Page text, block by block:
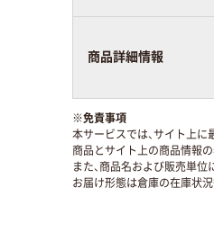
商品詳細情報
※免責事項
本サービスでは、サイト上に
商品とサイト上の商品情報
また、商品名および販売単位
お届け形態は倉庫の在庫状